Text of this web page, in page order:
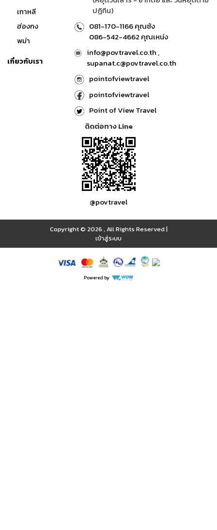
เกาหลี
ฮ่องกง
พม่า
เกี่ยวกับเรา
ปฏิทิน)
081-170-1166 คุณซ้ง
086-542-4662 คุณเหน่ง
info@povtravel.co.th ,
supanat.c@povtravel.co.th
pointofviewtravel
pointofviewtravel
Point of View Travel
ติดต่อทาง Line
@povtravel
Copyright © 2026 , All Rights Reserved|
เข้าสู่ระบบ
Powered by